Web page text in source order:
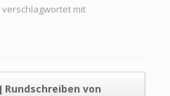
verschlagwortet mit
Rundschreiben von